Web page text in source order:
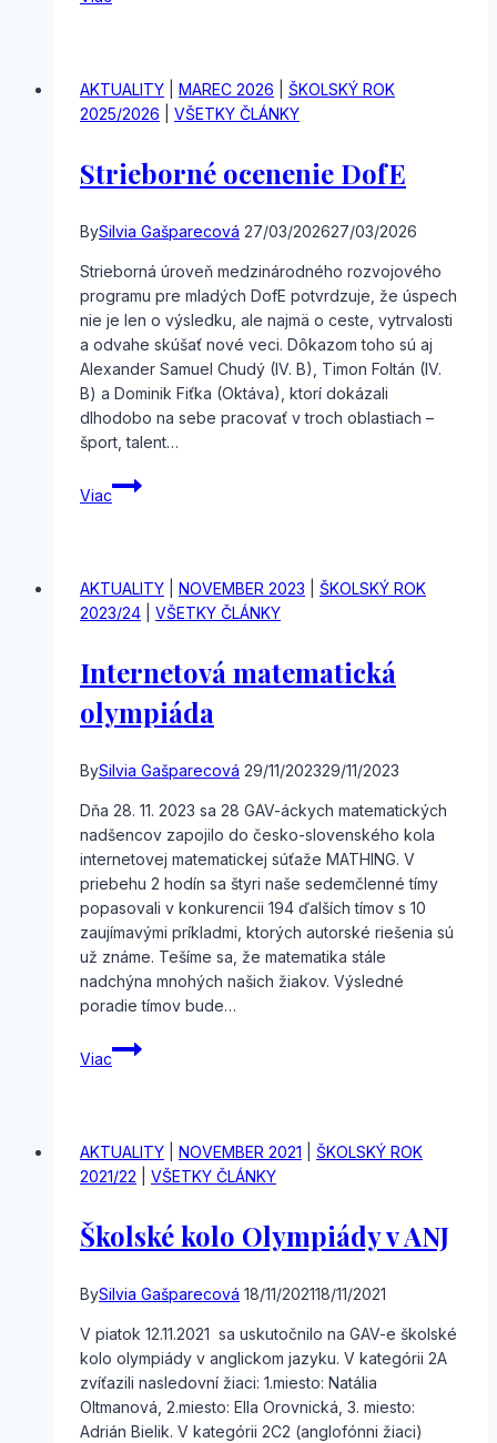
AKTUALITY MAREC 2026
ŠKOLSKÝ ROK
2025/2026
VŠETKY ČLÁNKY
Strieborné ocenenie DofE
BySilvia Gašparecová 27/03/202627/03/2026
Strieborná úroveň medzinárodného rozvojového
programu pre mladých DofE potvrdzuje, že úspech
nie je len o výsledku, ale najmä o ceste, vytrvalosti
a odvahe skúšať nové veci. Dôkazom toho sú aj
Alexander Samuel Chudý (IV. B), Timon Foltán (IV.
B) a Dominik Fiťka (Oktáva), ktorí dokázali
dlhodobo na sebe pracovať v troch oblastiach –
šport, talent…
Viac
Strieborné
ocenenie
AKTUALITY NOVEMBER 2023
ŠKOLSKÝ ROK
2023/24
VŠETKY ČLÁNKY
Internetová matematická
olympiáda
BySilvia Gašparecová 29/11/202329/11/2023
Dňa 28. 11. 2023 sa 28 GAV-áckych matematických
nadšencov zapojilo do česko-slovenského kola
internetovej matematickej súťaže MATHING. V
priebehu 2 hodín sa štyri naše sedemčlenné tímy
popasovali v konkurencii 194 ďalších tímov s 10
zaujímavými príkladmi, ktorých autorské riešenia sú
už známe. Tešíme sa, že matematika stále
nadchýna mnohých našich žiakov. Výsledné
poradie tímov bude…
Viac
Internetová
matematická
AKTUALITY NOVEMBER 2021
ŠKOLSKÝ ROK
2021/22
VŠETKY ČLÁNKY
Školské kolo Olympiády v ANJ
BySilvia Gašparecová 18/11/202118/11/2021
V piatok 12.11.2021 sa uskutočnilo na GAV-e školské
kolo olympiády v anglickom jazyku. V kategórii 2A
zvíťazili nasledovní žiaci: 1.miesto: Natália
Oltmanová, 2.miesto: Ella Orovnická, 3. miesto:
Adrián Bielik. V kategórii 2C2 (anglofónni žiaci)